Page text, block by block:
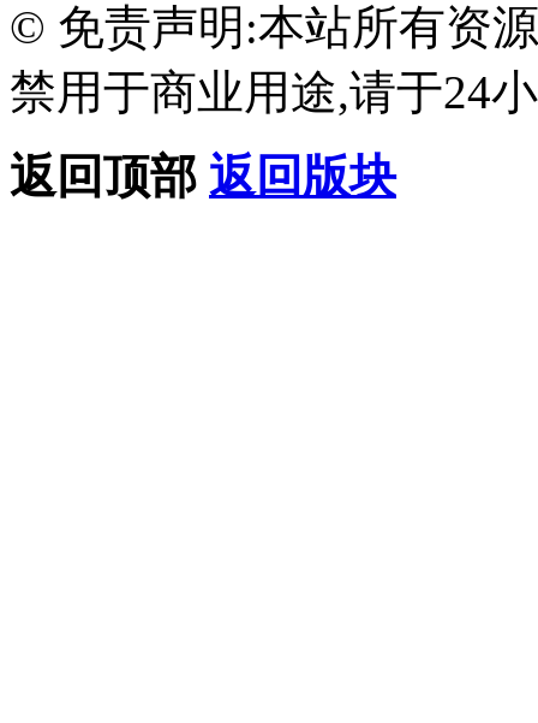
© 免责声明:本站所有资
禁用于商业用途,请于24
返回顶部 返回版块